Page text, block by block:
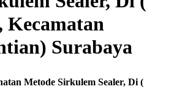
Kecamatan
Surabaya
Metode Sirkulem Sealer, Di (